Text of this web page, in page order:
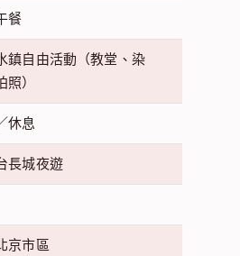
餐
鎮自由活動（教堂、染
照）
休息
長城夜遊
京市區